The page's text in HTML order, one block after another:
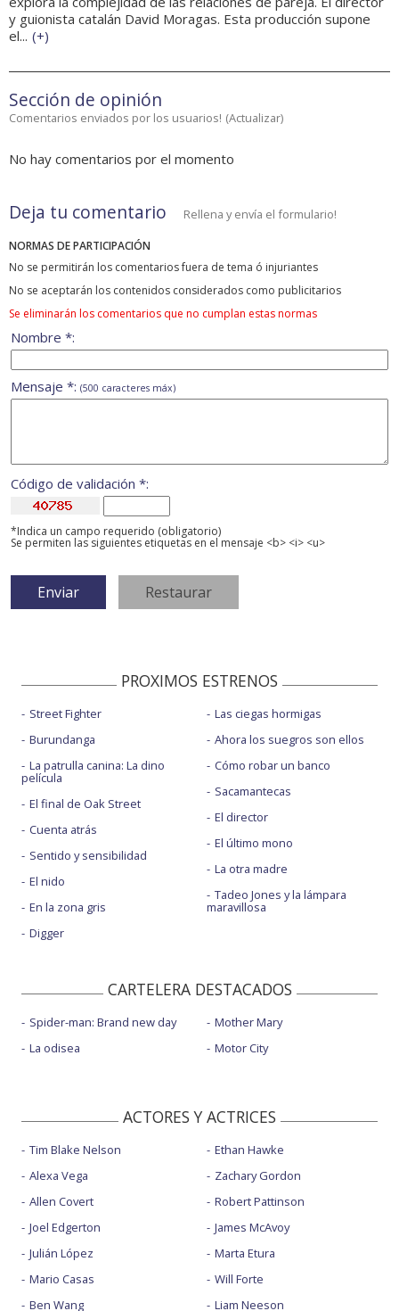
y guionista catalán David Moragas. Esta producción supone
el... (+)
Sección de opinión
Comentarios enviados por los usuarios! (Actualizar)
No hay comentarios por el momento
Deja tu comentario Rellena y envía el formulario!
NORMAS DE PARTICIPACIÓN
No se permitirán los comentarios fuera de tema ó injuriantes
No se aceptarán los contenidos considerados como publicitarios
Se eliminarán los comentarios que no cumplan estas normas
Nombre *:
Mensaje *: (500 caracteres máx)
Código de validación *:
*Indica un campo requerido (obligatorio)
Se permiten las siguientes etiquetas en el mensaje <b> <i> <u>
PROXIMOS ESTRENOS
Street Fighter
Burundanga
La patrulla canina: La dino
película
El final de Oak Street
Cuenta atrás
Sentido y sensibilidad
El nido
En la zona gris
Digger
Las ciegas hormigas
Ahora los suegros son ellos
Cómo robar un banco
Sacamantecas
El director
El último mono
La otra madre
Tadeo Jones y la lámpara
maravillosa
CARTELERA DESTACADOS
Spider-man: Brand new day
La odisea
Mother Mary
Motor City
ACTORES Y ACTRICES
Tim Blake Nelson
Alexa Vega
Allen Covert
Joel Edgerton
Julián López
Mario Casas
Ben Wang
Ethan Hawke
Zachary Gordon
Robert Pattinson
James McAvoy
Marta Etura
Will Forte
Liam Neeson